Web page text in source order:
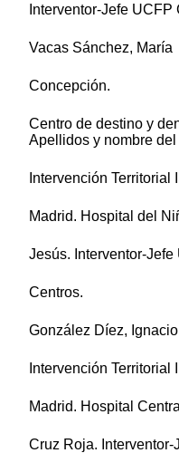
Interventor-Jefe UCFP
Vacas Sánchez, María
Concepción.
Centro de destino y
Apellidos y nombre
Intervención Territorial
Madrid. Hospital del
Jesús. Interventor-Jefe
Centros.
González Díez,
Intervención Territorial
Madrid. Hospital
Cruz Roja. Interventor-